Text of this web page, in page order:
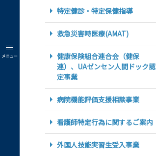
特定健診・特定保健指導
救急災害時医療(AMAT)
健康保険組合連合会（健保
連）、UAゼンセン人間ドック認
定事業
病院機能評価支援相談事業
看護師特定行為に関するご案内
外国人技能実習生受入事業